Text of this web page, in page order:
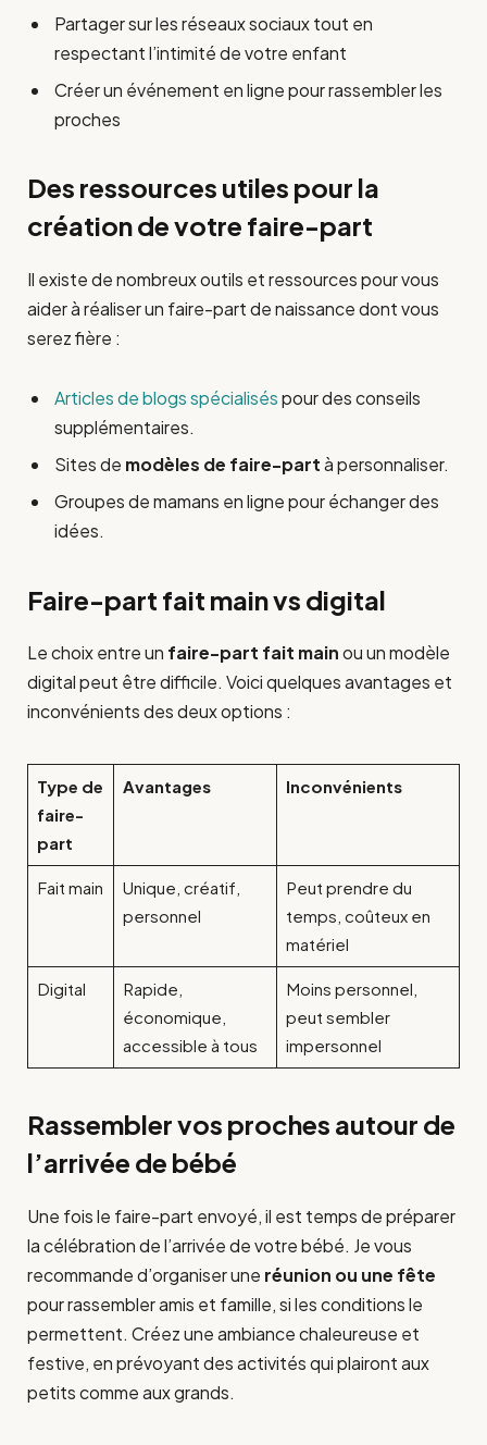
Partager sur les réseaux sociaux tout en
respectant l’intimité de votre enfant
Créer un événement en ligne pour rassembler les
proches
Des ressources utiles pour la
création de votre faire-part
Il existe de nombreux outils et ressources pour vous
aider à réaliser un faire-part de naissance dont vous
serez fière :
Articles de blogs spécialiséspour des conseils
supplémentaires.
Sites de modèles de faire-partà personnaliser.
Groupes de mamans en ligne pour échanger des
idées.
Faire-part fait main vs digital
Le choix entre un faire-part fait mainou un modèle
digital peut être difficile. Voici quelques avantages et
inconvénients des deux options :
Type de
faire-
part
Avantages Inconvénients
Fait main
Unique, créatif,
personnel
Peut prendre du
temps, coûteux en
matériel
Digital
Rapide,
économique,
accessible à tous
Moins personnel,
peut sembler
impersonnel
Rassembler vos proches autour de
l’arrivée de bébé
Une fois le faire-part envoyé, il est temps de préparer
la célébration de l’arrivée de votre bébé. Je vous
recommande d’organiser une réunion ou une fête
pour rassembler amis et famille, si les conditions le
permettent. Créez une ambiance chaleureuse et
festive, en prévoyant des activités qui plairont aux
petits comme aux grands.